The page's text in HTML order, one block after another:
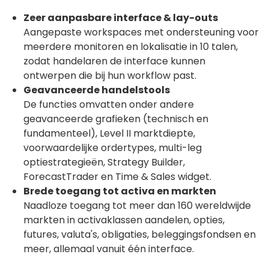
Zeer aanpasbare interface & lay-outs
Aangepaste workspaces met ondersteuning voor
meerdere monitoren en lokalisatie in 10 talen,
zodat handelaren de interface kunnen
ontwerpen die bij hun workflow past.
Geavanceerde handelstools
De functies omvatten onder andere
geavanceerde grafieken (technisch en
fundamenteel), Level II marktdiepte,
voorwaardelijke ordertypes, multi-leg
optiestrategieën, Strategy Builder,
ForecastTrader en Time & Sales widget.
Brede toegang tot activa en markten
Naadloze toegang tot meer dan 160 wereldwijde
markten in activaklassen aandelen, opties,
futures, valuta's, obligaties, beleggingsfondsen en
meer, allemaal vanuit één interface.